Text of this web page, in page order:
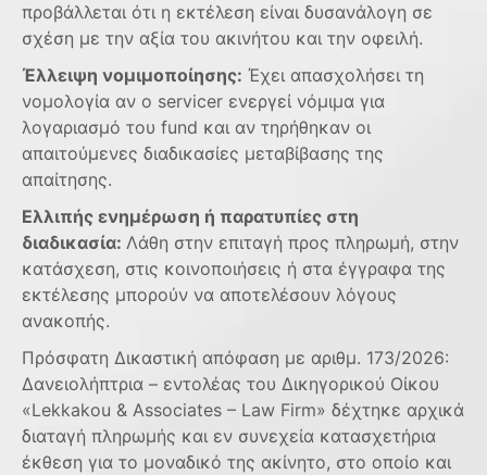
προβάλλεται ότι η εκτέλεση είναι δυσανάλογη σε
σχέση με την αξία του ακινήτου και την οφειλή.
Έλλειψη νομιμοποίησης: Έχει απασχολήσει τη
νομολογία αν ο servicer ενεργεί νόμιμα για
λογαριασμό του fund και αν τηρήθηκαν οι
απαιτούμενες διαδικασίες μεταβίβασης της
απαίτησης.
Ελλιπής ενημέρωση ή παρατυπίες στη
διαδικασία: Λάθη στην επιταγή προς πληρωμή, στην
κατάσχεση, στις κοινοποιήσεις ή στα έγγραφα της
εκτέλεσης μπορούν να αποτελέσουν λόγους
ανακοπής.
Πρόσφατη Δικαστική απόφαση με αριθμ. 173/2026:
Δανειολήπτρια – εντολέας του Δικηγορικού Οίκου
«Lekkakou & Associates – Law Firm» δέχτηκε αρχικά
διαταγή πληρωμής και εν συνεχεία κατασχετήρια
έκθεση για το μοναδικό της ακίνητο, στο οποίο και